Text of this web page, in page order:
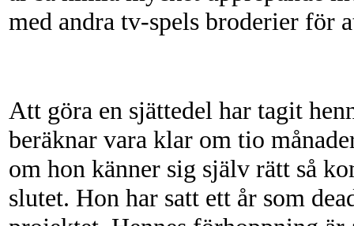
med andra tv-spels broderier för
Att göra en sjättedel har tagit
beräknar vara klar om tio
om hon känner sig själv rätt så
slutet. Hon har satt ett år som